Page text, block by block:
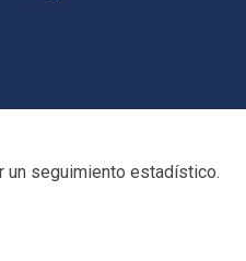
un seguimiento estadístico.